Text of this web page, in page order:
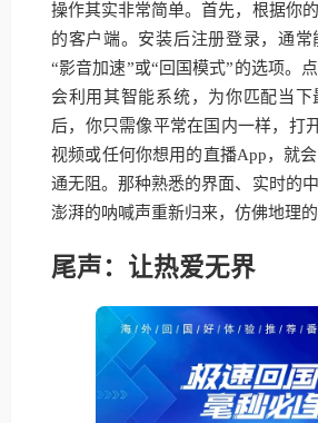
操作其实非常简单。首先，根据你
的客户端。安装后注册登录，通常
“影音加速”或“回国模式”的选项。
会利用其智能系统，为你匹配当下
后，你只需像平常在国内一样，打
视频或任何你想用的直播App，就
通无阻。那种熟悉的界面、实时的
澎湃的呐喊声重新归来，仿佛地理的
尾声：让热爱无界